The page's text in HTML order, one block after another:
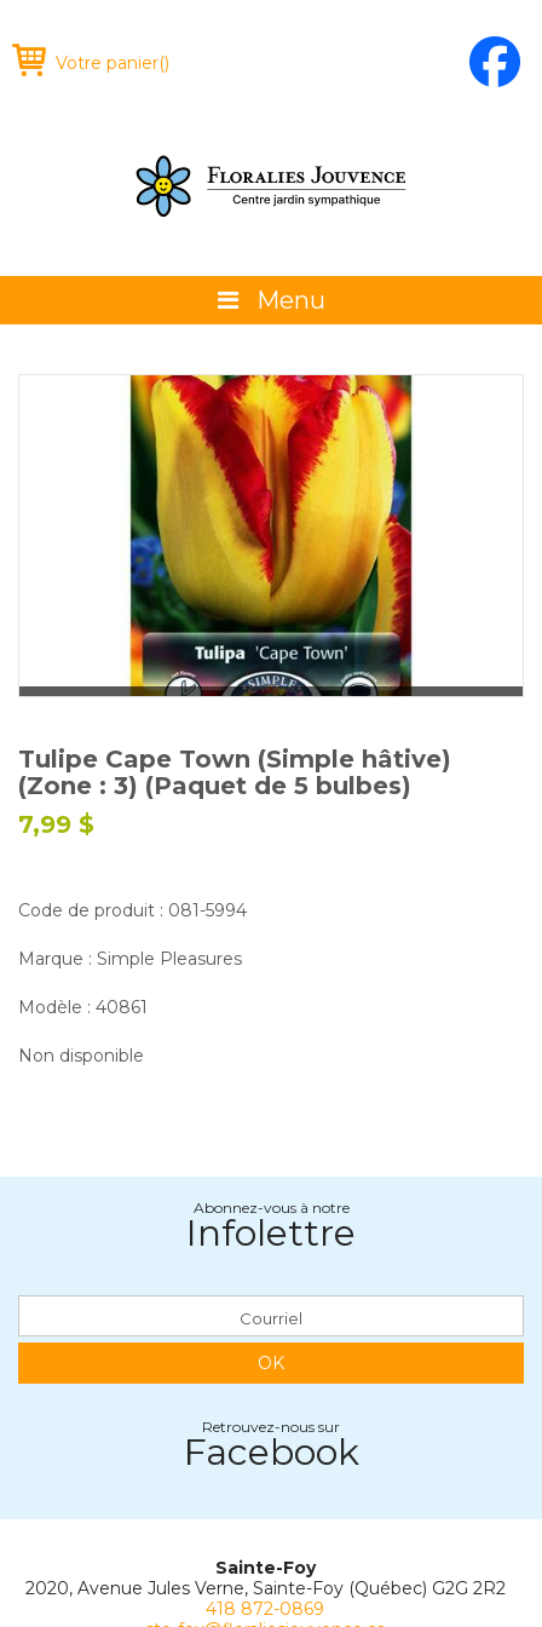
Votre panier()
Menu
La boutique
Promotions et évènements
Conseils
Glossaire
Calendrier horticole
Emplois
Service à la clientèle
Nous joindre
Tulipe Cape Town (Simple hâtive)
(Zone : 3) (Paquet de 5 bulbes)
7,99 $
Code de produit : 081-5994
Marque : Simple Pleasures
Modèle : 40861
Non disponible
Abonnez-vous à notre
Infolettre
OK
Retrouvez-nous sur
Facebook
Sainte-Foy
2020, Avenue Jules Verne, Sainte-Foy (Québec) G2G 2R2
418 872-0869